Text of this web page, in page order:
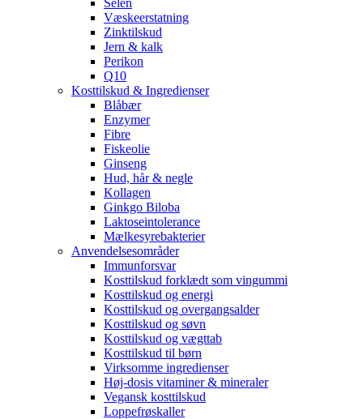
Selen
Væskeerstatning
Zinktilskud
Jern & kalk
Perikon
Q10
Kosttilskud & Ingredienser
Blåbær
Enzymer
Fibre
Fiskeolie
Ginseng
Hud, hår & negle
Kollagen
Ginkgo Biloba
Laktoseintolerance
Mælkesyrebakterier
Anvendelsesområder
Immunforsvar
Kosttilskud forklædt som vingummi
Kosttilskud og energi
Kosttilskud og overgangsalder
Kosttilskud og søvn
Kosttilskud og vægttab
Kosttilskud til børn
Virksomme ingredienser
Høj-dosis vitaminer & mineraler
Vegansk kosttilskud
Loppefrøskaller